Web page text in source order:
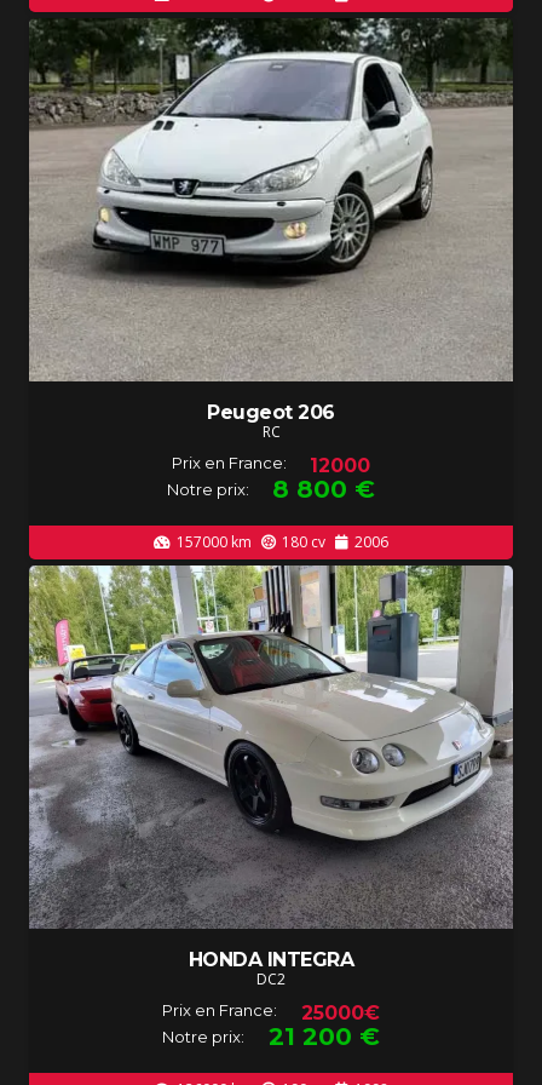
Peugeot 206
RC
Prix en France: 12000
Notre prix: 8 800 €
157000 km 180cv 2006
HONDA INTEGRA
DC2
Prix en France: 25000€
Notre prix: 21 200 €